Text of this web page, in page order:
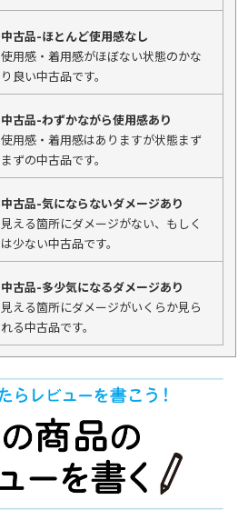
中古品-ほとんど使用感なし
使用感・着用感がほぼない状態のかな
り良い中古品です。
中古品-わずかながら使用感あり
使用感・着用感はありますが状態まず
まずの中古品です。
中古品-気にならないダメージあり
見える箇所にダメージがない、もしく
は少ない中古品です。
中古品-多少気になるダメージあり
見える箇所にダメージがいくらか見ら
れる中古品です。